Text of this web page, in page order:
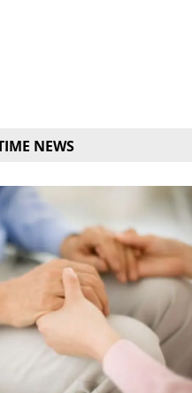
NEWS